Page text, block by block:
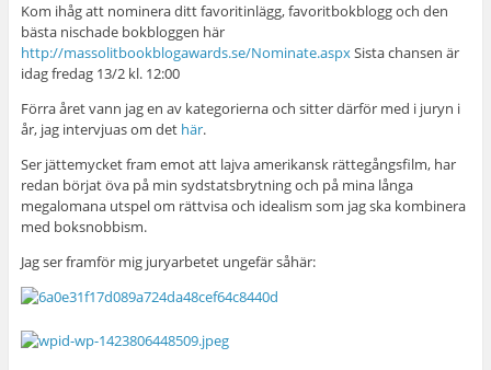
Kom ihåg att nominera ditt favoritinlägg, favoritbokblogg och den
bästa nischade bokbloggen här
http://massolitbookblogawards.se/Nominate.aspxSista chansen är
idag fredag 13/2 kl. 12:00
Förra året vann jag en av kategorierna och sitter därför med i juryn i
år, jag intervjuas om det här.
Ser jättemycket fram emot att lajva amerikansk rättegångsfilm, har
redan börjat öva på min sydstatsbrytning och på mina långa
megalomana utspel om rättvisa och idealism som jag ska kombinera
med boksnobbism.
Jag ser framför mig juryarbetet ungefär såhär: